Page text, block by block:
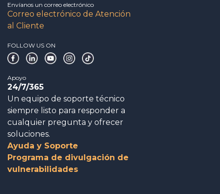
Envíanos un correo electrónico
Correo electrónico de Atención
al Cliente
FOLLOW US ON
Apoyo
24/7/365
Un equipo de soporte técnico
siempre listo para responder a
cualquier pregunta y ofrecer
soluciones.
Ayuda y Soporte
Programa de divulgación de
vulnerabilidades